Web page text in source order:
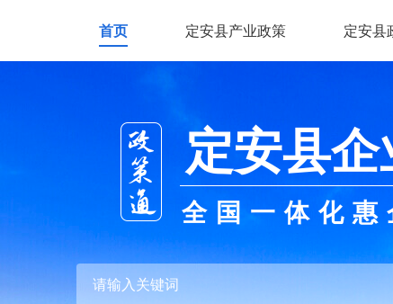
首页 定安县产业政策 定安县
定安县
全国一体化